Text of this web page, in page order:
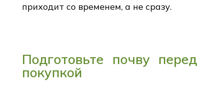
приходит со временем, а не сразу.
Подготовьте почву перед
покупкой